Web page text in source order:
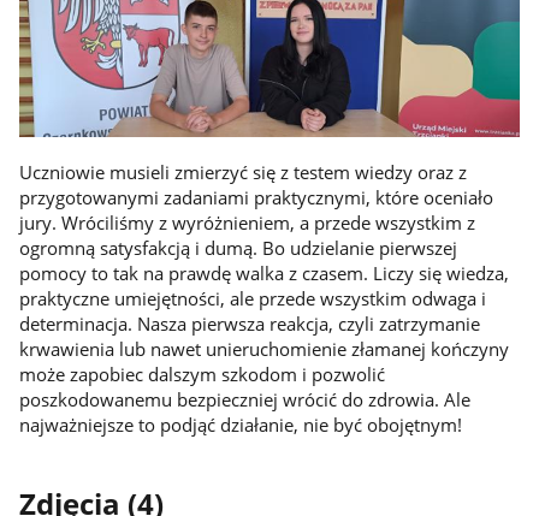
Uczniowie musieli zmierzyć się z testem wiedzy oraz z
przygotowanymi zadaniami praktycznymi, które oceniało
jury. Wróciliśmy z wyróżnieniem, a przede wszystkim z
ogromną satysfakcją i dumą. Bo udzielanie pierwszej
pomocy to tak na prawdę walka z czasem. Liczy się wiedza,
praktyczne umiejętności, ale przede wszystkim odwaga i
determinacja. Nasza pierwsza reakcja, czyli zatrzymanie
krwawienia lub nawet unieruchomienie złamanej kończyny
może zapobiec dalszym szkodom i pozwolić
poszkodowanemu bezpieczniej wrócić do zdrowia. Ale
najważniejsze to podjąć działanie, nie być obojętnym!
Zdjęcia (4)